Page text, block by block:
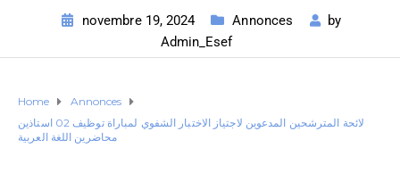
novembre 19, 2024 Annonces
by
Admin_Esef
Home
Annonces
لائحة المترشحين المدعوين لاجتياز الاختبار الشفوي لمباراة توظيف 02 استاذين
محاضرين اللغة العربية